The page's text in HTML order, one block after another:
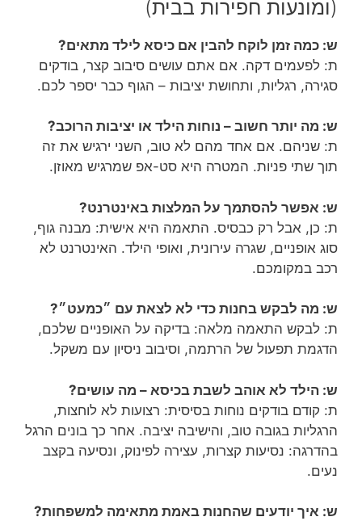
(ומונעות חפירות בבית)
ש: כמה זמן לוקח להבין אם כיסא לילד מתאים?
ת: לפעמים דקה. אם אתם עושים סיבוב קצר, בודקים
סגירה, רגליות, ותחושת יציבות – הגוף כבר יספר לכם.
ש: מה יותר חשוב – נוחות הילד או יציבות הרוכב?
ת: שניהם. אם אחד מהם לא טוב, השני ירגיש את זה
תוך שתי פניות. המטרה היא סט-אפ שמרגיש מאוזן.
ש: אפשר להסתמך על המלצות באינטרנט?
ת: כן, אבל רק כבסיס. התאמה היא אישית: מבנה גוף,
סוג אופניים, שגרה עירונית, ואופי הילד. האינטרנט לא
רכב במקומכם.
ש: מה לבקש בחנות כדי לא לצאת עם ״כמעט״?
ת: לבקש התאמה מלאה: בדיקה על האופניים שלכם,
הדגמת תפעול של הרתמה, וסיבוב ניסיון עם משקל.
ש: הילד לא אוהב לשבת בכיסא – מה עושים?
ת: קודם בודקים נוחות בסיסית: רצועות לא לוחצות,
הרגליות בגובה טוב, והישיבה יציבה. אחר כך בונים הרגל
בהדרגה: נסיעות קצרות, עצירה לפינוק, ונסיעה בקצב
נעים.
ש: איך יודעים שהחנות באמת מתאימה למשפחות?